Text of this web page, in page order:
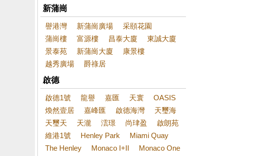
新蒲崗
譽港灣 新蒲崗廣場
采頤花園
蒲崗樓
富源樓 昌泰大廈
東誠大廈
景泰苑
新蒲崗大廈
康景樓
越秀廣場
爵祿居
啟德
啟德1號 龍譽 嘉匯 天寰
OASIS
煥然壹居
嘉峰匯 啟德海灣
天璽海
天璽天
天瀧 澐璟 尚珒盈
啟朗苑
維港1號
Henley Park
Miami Quay
The Henley
Monaco I+II
Monaco One